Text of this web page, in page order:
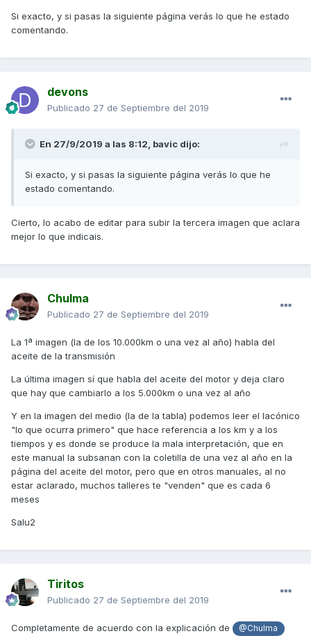
Si exacto, y si pasas la siguiente página verás lo que he estado
comentando.
devons
Publicado 27 de Septiembre del 2019
En 27/9/2019 a las 8:12, bavic dijo:
Si exacto, y si pasas la siguiente página verás lo que he
estado comentando.
Cierto, lo acabo de editar para subir la tercera imagen que aclara
mejor lo que indicais.
Chulma
Publicado 27 de Septiembre del 2019
La 1ª imagen (la de los 10.000km o una vez al año) habla del
aceite de la transmisión
La última imagen sí que habla del aceite del motor y deja claro
que hay que cambiarlo a los 5.000km o una vez al año
Y en la imagen del medio (la de la tabla) podemos leer el lacónico
"lo que ocurra primero" que hace referencia a los km y a los
tiempos y es donde se produce la mala interpretación, que en
este manual la subsanan con la coletilla de una vez al año en la
página del aceite del motor, pero que en otros manuales, al no
estar aclarado, muchos talleres te "venden" que es cada 6
meses
Salu2
Tiritos
Publicado 27 de Septiembre del 2019
Completamente de acuerdo con la explicación de @Chulma